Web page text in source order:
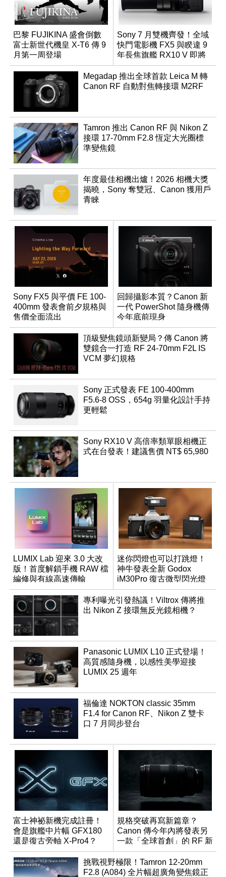
巴黎 FUJIKINA 盛會倒數
富士新世代機皇 X-T6 傳 9
月第一周登場
Sony 7 月雙機齊發！全域
快門電影機 FX5 與睽違 9
年長焦旗艦 RX10 V 即將
登場
Megadap 推出全球首款 Leica M 轉
Canon RF 自動對焦轉接環 M2RF
Tamron 推出 Canon RF 與 Nikon Z
接環 17-70mm F2.8 恆定大光圈標
準變焦鏡
年度最佳相機出爐！2026 相機大獎
揭曉，Sony 奪雙冠、Canon 獲用戶
青睞
Sony FX5 與平價 FE 100-
400mm 發表會前夕規格與
售價全面流出
回歸攝影本質？Canon 新
一代 PowerShot 隨身機傳
今年底前現身
頂級變焦鏡頭新變局？傳 Canon 將
雙鏡合一打造 RF 24-70mm F2L IS
VCM 夢幻規格
Sony 正式發表 FE 100-400mm
F5.6-8 OSS，654g 羽量化設計手持
更輕鬆
Sony RX10 V 高倍率類單眼相機正
式在台發表！建議售價 NT$ 65,980
LUMIX Lab 迎來 3.0 大改
版！首度解鎖手機 RAW 檔
編修與有線高速傳輸
迷你閃燈也可以打跳燈！
神牛發表全新 Godox
iM30Pro 復古微型閃光燈
專利曝光引發熱議！Viltrox 傳將推
出 Nikon Z 接環無反光鏡相機？
Panasonic LUMIX L10 正式登場！
高質感隨身機，以感性美學迎接
LUMIX 25 週年
福倫達 NOKTON classic 35mm
F1.4 for Canon RF、Nikon Z 雙卡
口 7 月同步登台
富士神祕新機完成註冊！
會是旗艦中片幅 GFX180
還是復古旁軸 X-Pro4？
規格突破再寫新篇章？
Canon 傳今年內將發表另
一款「全球首創」的 RF 新
鏡頭
挑戰視野極限！Tamron 12-20mm
F2.8 (A084) 全片幅超廣角變焦鏡正